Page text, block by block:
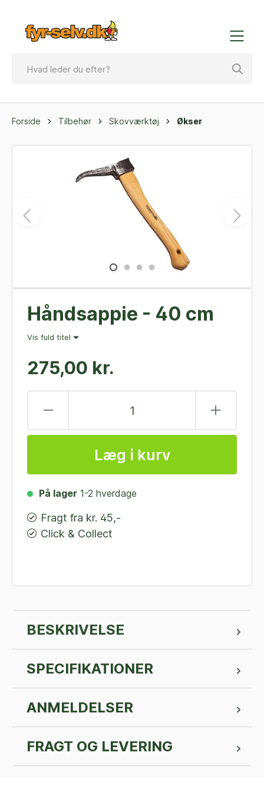
Forside Tilbehør Skovværktøj Økser
Håndsappie - 40 cm
Vis fuld titel
275,00 kr.
Læg i kurv
På lager 1-2 hverdage
Fragt fra kr. 45,-
Click & Collect
BESKRIVELSE
SPECIFIKATIONER
ANMELDELSER
FRAGT OG LEVERING